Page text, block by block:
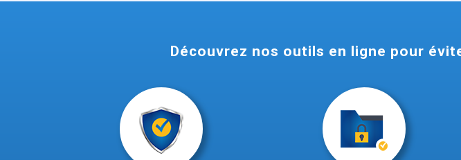
Découvrez nos outils en ligne pour